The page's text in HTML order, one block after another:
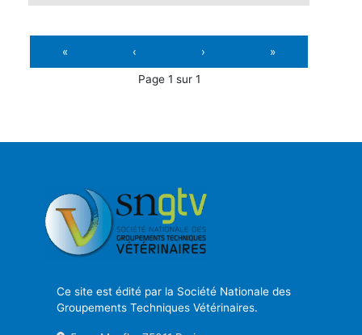
« ‹ › »
Page 1 sur 1
Ce site est édité par la Société Nationale des
Groupements Techniques Vétérinaires.